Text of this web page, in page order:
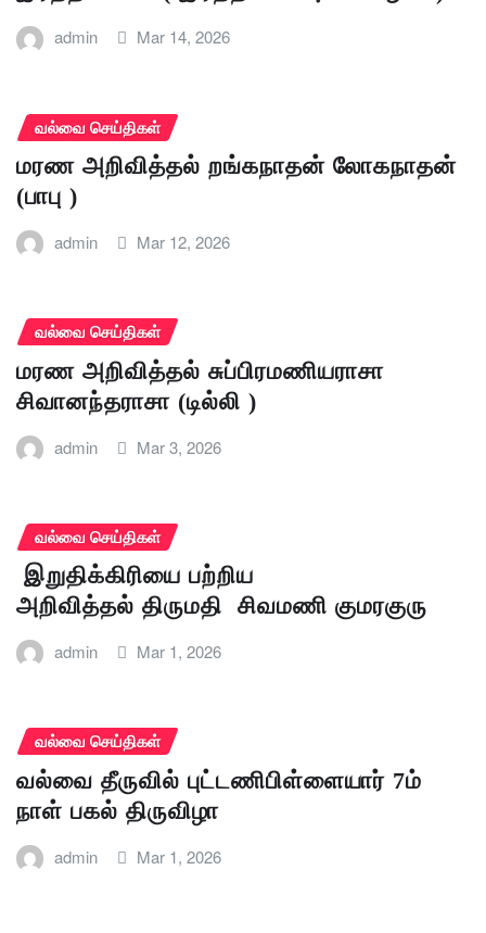
admin Mar 14, 2026
வல்வை செய்திகள்
மரண அறிவித்தல் றங்கநாதன் லோகநாதன்
(பாபு )
admin Mar 12, 2026
வல்வை செய்திகள்
மரண அறிவித்தல் சுப்பிரமணியராசா
சிவானந்தராசா (டில்லி )
admin Mar 3, 2026
வல்வை செய்திகள்
இறுதிக்கிரியை பற்றிய
அறிவித்தல் திருமதி சிவமணி குமரகுரு
admin Mar 1, 2026
வல்வை செய்திகள்
வல்வை தீருவில் புட்டணிபிள்ளையார் 7ம்
நாள் பகல் திருவிழா
admin Mar 1, 2026